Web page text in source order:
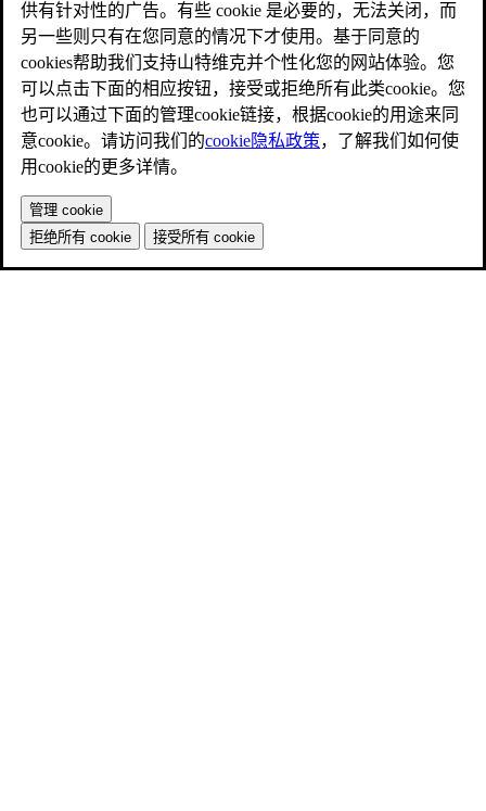
供有针对性的广告。有些 cookie 是必要的，无法关闭，而
另一些则只有在您同意的情况下才使用。基于同意的
cookies帮助我们支持山特维克并个性化您的网站体验。您
可以点击下面的相应按钮，接受或拒绝所有此类cookie。您
也可以通过下面的管理cookie链接，根据cookie的用途来同
意cookie。请访问我们的cookie隐私政策，了解我们如何使
用cookie的更多详情。
管理 cookie
拒绝所有 cookie
接受所有 cookie